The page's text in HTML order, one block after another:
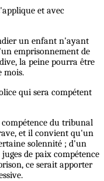
et avec
un enfant n'ayant
emprisonnement de
la peine pourra être
mois.
qui sera compétent
du tribunal
et il convient qu'un
solennité ; d'un
de paix compétence
ce serait apporter